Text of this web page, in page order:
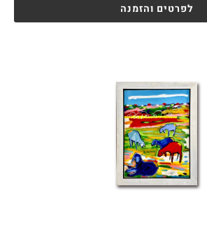
לפרטים והזמנה